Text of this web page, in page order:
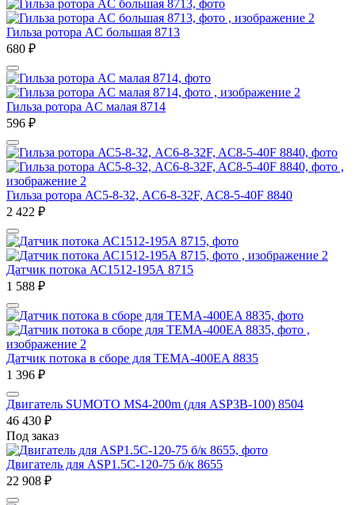
Гильза ротора AC большая 8713
680 ₽
Гильза ротора AC малая 8714
596 ₽
Гильза ротора АС5-8-32, AC6-8-32F, AC8-5-40F 8840
2 422 ₽
Датчик потока АС1512-195А 8715
1 588 ₽
Датчик потока в сборе для TEMA-400EA 8835
1 396 ₽
Двигатель SUMOTO MS4-200m (для ASP3B-100) 8504
46 430 ₽
Под заказ
Двигатель для ASP1.5C-120-75 б/к 8655
22 908 ₽